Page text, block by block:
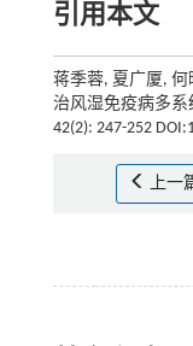
引用本文
蒋季蓉, 夏广厦,
治风湿免疫病多系
42(2): 247-252
上一